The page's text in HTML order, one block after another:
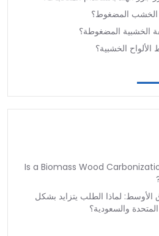
الخشب المضغوط؟
الخشبية المضغوطة؟
الخشبية؟
Is a Biomass Wood
لماذا الطلب يتزايد بشكل
والسعودية؟